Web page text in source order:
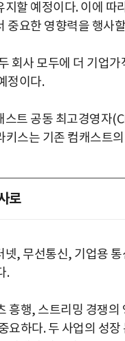
할 예정이다. 이에
중요한 영향력을 행사
회사 모두에 더 기업
정이다.
트 공동 최고경영자
스는 기존 컴캐스트
로
, 무선통신, 기업용
.
흥행, 스트리밍 경쟁
요하다. 두 사업의 성